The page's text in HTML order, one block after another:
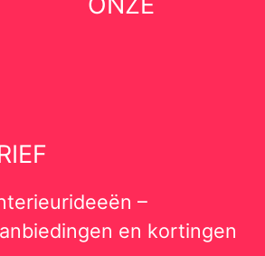
–
en kortingen